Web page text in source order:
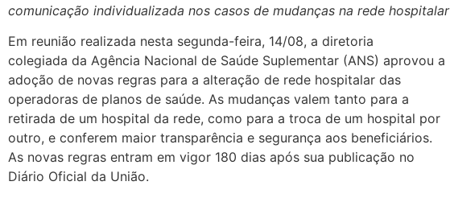
comunicação individualizada nos casos de mudanças na rede hospitalar
Em reunião realizada nesta segunda-feira, 14/08, a diretoria
colegiada da Agência Nacional de Saúde Suplementar (ANS) aprovou a
adoção de novas regras para a alteração de rede hospitalar das
operadoras de planos de saúde. As mudanças valem tanto para a
retirada de um hospital da rede, como para a troca de um hospital por
outro, e conferem maior transparência e segurança aos beneficiários.
As novas regras entram em vigor 180 dias após sua publicação no
Diário Oficial da União.